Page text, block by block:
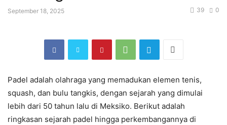
September 18, 2025 0
39
Padel adalah olahraga yang memadukan elemen tenis,
squash, dan bulu tangkis, dengan sejarah yang dimulai
lebih dari 50 tahun lalu di Meksiko. Berikut adalah
ringkasan sejarah padel hingga perkembangannya di